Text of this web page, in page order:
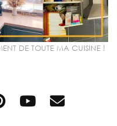
DE TOUTE MA CUISINE !